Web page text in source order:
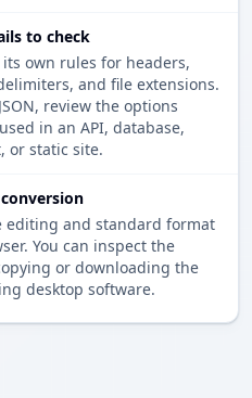
to check
own rules for headers,
and file extensions.
review the options
in an API, database,
or static site.
editing and standard format
You can inspect the
or downloading the
desktop software.